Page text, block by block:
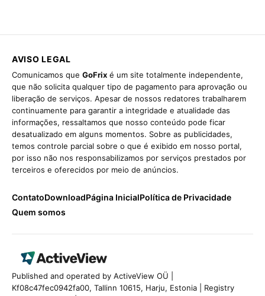
AVISO LEGAL
Comunicamos que GoFrix é um site totalmente independente,
que não solicita qualquer tipo de pagamento para aprovação ou
liberação de serviços. Apesar de nossos redatores trabalharem
continuamente para garantir a integridade e atualidade das
informações, ressaltamos que nosso conteúdo pode ficar
desatualizado em alguns momentos. Sobre as publicidades,
temos controle parcial sobre o que é exibido em nosso portal,
por isso não nos responsabilizamos por serviços prestados por
terceiros e oferecidos por meio de anúncios.
ContatoDownloadPágina InicialPolítica de Privacidade
Quem somos
Published and operated by ActiveView OÜ |
Kf08c47fec0942fa00, Tallinn 10615, Harju, Estonia | Registry